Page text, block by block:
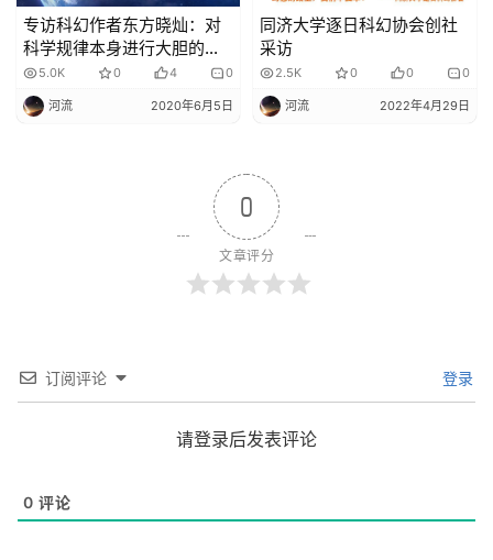
专访科幻作者东方晓灿：对
科学规律本身进行大胆的延
伸和幻想才是点子型文章的
精髓
5.0K 0 4 0
河流 2020年6月5日
同济大学逐日科幻协会创社
采访
2.5K 0 0 0
河流 2022年4月29日
0
文章评分
订阅评论 登录
请登录后发表评论
0 评论